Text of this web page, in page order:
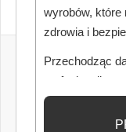
wyrobów, które
zdrowia i
Przechodząc
profesjonalistą
wiedzę